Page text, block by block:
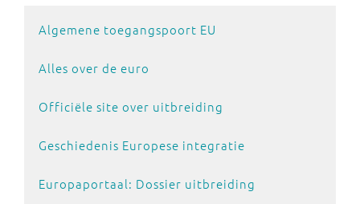
Algemene toegangspoort EU
Alles over de euro
Officiële site over uitbreiding
Geschiedenis Europese integratie
Europaportaal: Dossier uitbreiding